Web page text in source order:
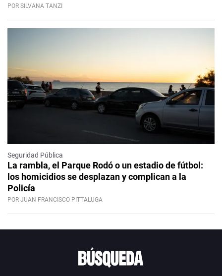
POR SILVANA TANZI
Seguridad Pública
La rambla, el Parque Rodó o un estadio de fútbol:
los homicidios se desplazan y complican a la
Policía
POR JUAN FRANCISCO PITTALUGA